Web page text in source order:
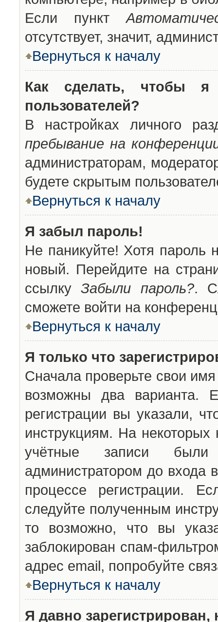
Если пункт
отсутствует, значит,
Вернуться к началу
Как сделать, чтобы
пользователей?
В настройках личного
пребывание на
администраторам,
будете скрытым
Вернуться к началу
Я забыл пароль!
Не паникуйте! Хотя пароль
новый. Перейдите на
ссылкуЗабыли пароль?.
сможете войти на
Вернуться к началу
Я только что
Сначала проверьте свои
возможны два варианта.
регистрации вы указали,
инструкциям. На
учётные записи были
администратором до входа
процессе регистрации.
следуйте полученным
то возможно, что вы
заблокирован спам-
адрес email, попробуйте
Вернуться к началу
Я давно